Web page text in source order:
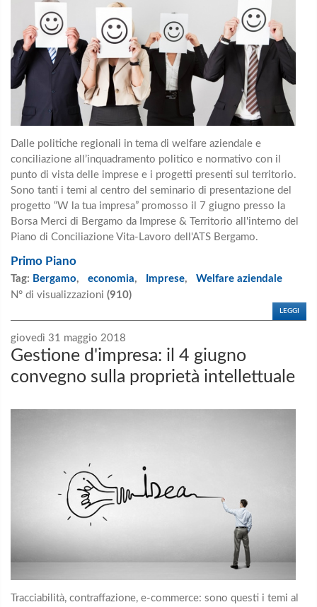
Dalle politiche regionali in tema di welfare aziendale e
conciliazione all’inquadramento politico e normativo con il
punto di vista delle imprese e i progetti presenti sul territorio.
Sono tanti i temi al centro del seminario di presentazione del
progetto “W la tua impresa” promosso il 7 giugno presso la
Borsa Merci di Bergamo da Imprese & Territorio all'interno del
Piano di Conciliazione Vita-Lavoro dell'ATS Bergamo.
Primo Piano
Tag: Bergamo, economia, Imprese, Welfare aziendale
N° di visualizzazioni (910)
LEGGI
giovedì 31 maggio 2018
Gestione d'impresa: il 4 giugno
convegno sulla proprietà intellettuale
Tracciabilità, contraffazione, e-commerce: sono questi i temi al